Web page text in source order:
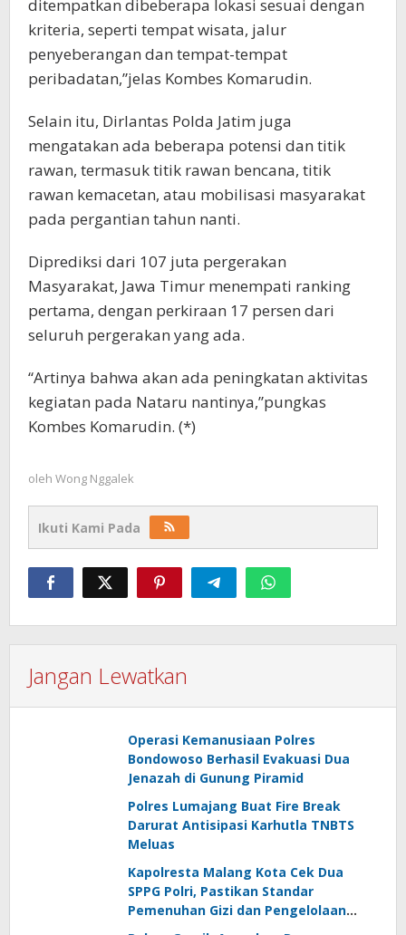
ditempatkan dibeberapa lokasi sesuai dengan
kriteria, seperti tempat wisata, jalur
penyeberangan dan tempat-tempat
peribadatan,”jelas Kombes Komarudin.
Selain itu, Dirlantas Polda Jatim juga
mengatakan ada beberapa potensi dan titik
rawan, termasuk titik rawan bencana, titik
rawan kemacetan, atau mobilisasi masyarakat
pada pergantian tahun nanti.
Diprediksi dari 107 juta pergerakan
Masyarakat, Jawa Timur menempati ranking
pertama, dengan perkiraan 17 persen dari
seluruh pergerakan yang ada.
“Artinya bahwa akan ada peningkatan aktivitas
kegiatan pada Nataru nantinya,”pungkas
Kombes Komarudin. (*)
oleh Wong Nggalek
Ikuti Kami Pada
Jangan Lewatkan
Operasi Kemanusiaan Polres
Bondowoso Berhasil Evakuasi Dua
Jenazah di Gunung Piramid
Polres Lumajang Buat Fire Break
Darurat Antisipasi Karhutla TNBTS
Meluas
Kapolresta Malang Kota Cek Dua
SPPG Polri, Pastikan Standar
Pemenuhan Gizi dan Pengelolaan
Limbah Berjalan Optimal